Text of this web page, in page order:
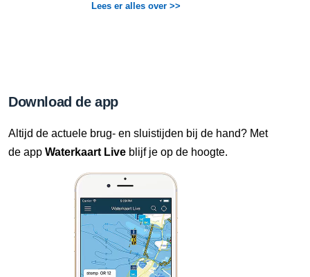
Lees er alles over >>
Download de app
Altijd de actuele brug- en sluistijden bij de hand? Met
de app Waterkaart Live blijf je op de hoogte.